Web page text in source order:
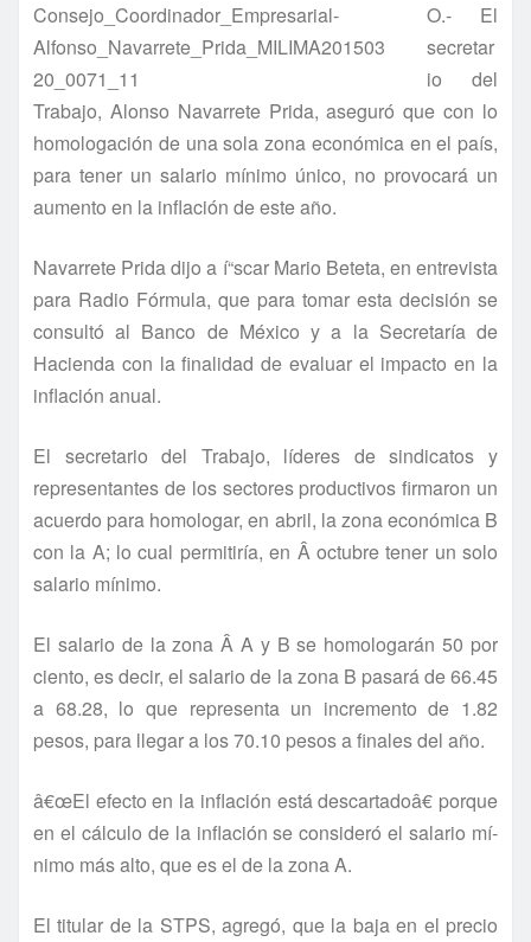
O.- El
secretar
io del
Trabajo, Alonso Navarrete Prida, aseguró que con lo
homologación de una sola zona económica en el paí­s,
para tener un salario mí­nimo único, no provocará un
aumento en la inflación de este año.
Navarrete Prida dijo a í“scar Mario Beteta, en entrevista
para Radio Fórmula, que para tomar esta decisión se
consultó al Banco de México y a la Secretarí­a de
Hacienda con la finalidad de evaluar el impacto en la
inflación anual.
El secretario del Trabajo, lí­deres de sindicatos y
representantes de los sectores productivos firmaron un
acuerdo para homologar, en abril, la zona económica B
con la A; lo cual permitirí­a, en Â octubre tener un solo
salario mí­nimo.
El salario de la zona Â A y B se homologarán 50 por
ciento, es decir, el salario de la zona B pasará de 66.45
a 68.28, lo que representa un incremento de 1.82
pesos, para llegar a los 70.10 pesos a finales del año.
â€œEl efecto en la inflación está descartadoâ€ porque
en el cálculo de la inflación se consideró el salario mí­
nimo más alto, que es el de la zona A.
El titular de la STPS, agregó, que la baja en el precio